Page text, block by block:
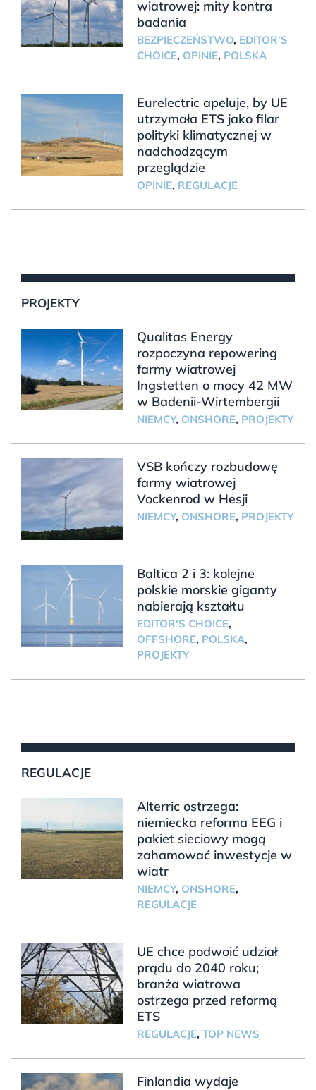
wiatrowej: mity kontra
badania
BEZPIECZEŃSTWO, EDITOR'S
CHOICE, OPINIE, POLSKA
Eurelectric apeluje, by UE
utrzymała ETS jako filar
polityki klimatycznej w
nadchodzącym
przeglądzie
OPINIE, REGULACJE
PROJEKTY
Qualitas Energy
rozpoczyna repowering
farmy wiatrowej
Ingstetten o mocy 42 MW
w Badenii-Wirtembergii
NIEMCY, ONSHORE, PROJEKTY
VSB kończy rozbudowę
farmy wiatrowej
Vockenrod w Hesji
NIEMCY, ONSHORE, PROJEKTY
Baltica 2 i 3: kolejne
polskie morskie giganty
nabierają kształtu
EDITOR'S CHOICE,
OFFSHORE, POLSKA,
PROJEKTY
REGULACJE
Alterric ostrzega:
niemiecka reforma EEG i
pakiet sieciowy mogą
zahamować inwestycje w
wiatr
NIEMCY, ONSHORE,
REGULACJE
UE chce podwoić udział
prądu do 2040 roku;
branża wiatrowa
ostrzega przed reformą
ETS
REGULACJE, TOP NEWS
Finlandia wydaje